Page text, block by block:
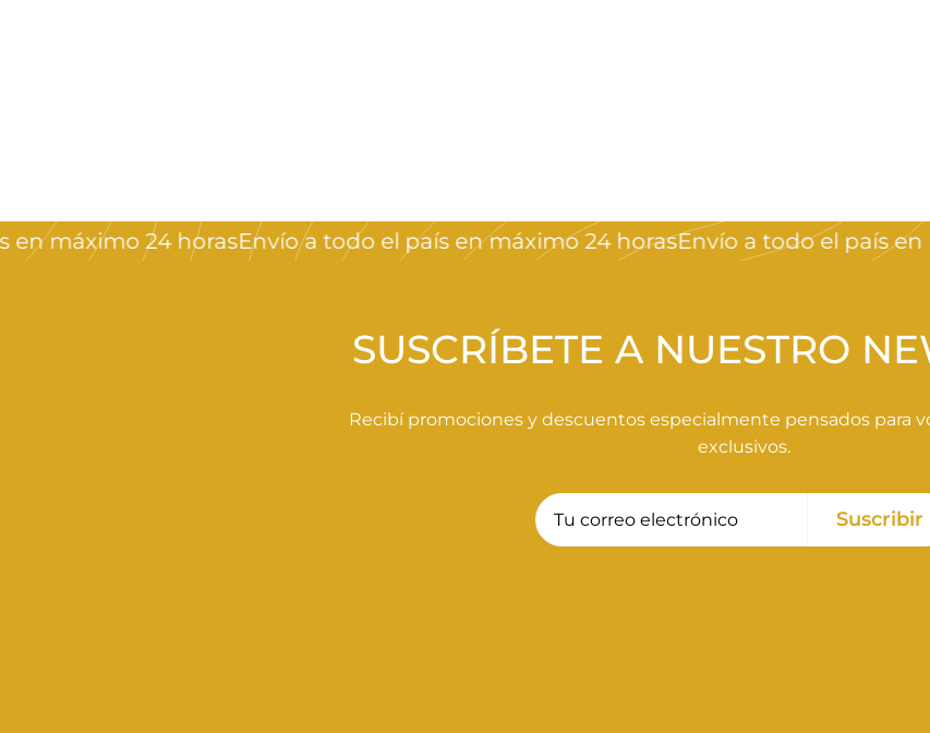
,
máximo 24 horasEnvío a todo el país en máximo 24 horasEnvío a todo el país en
SUSCRÍBETE A NUESTRO
Recibí promociones y descuentos especialmente pensados para
exclusivos.
Suscribir